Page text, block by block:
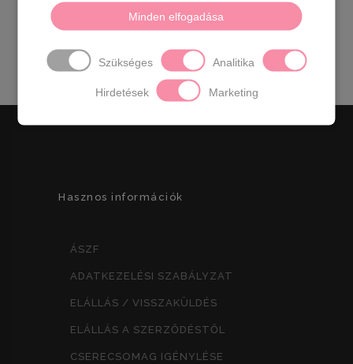
Színek: bézs,fekete,fehér,grafit
Származási hely : EU
Hasznos információk
ÁSZF
ADATKEZELÉSI SZABÁLYZAT
ELÁLLÁS / VISSZAKÜLDÉS
ELÁLLÁS A SZERZŐDÉSTŐL
CSERECSOMAG IGÉNYLÉSE
Minden elfogadása
Szükséges Analitika
Hirdetések Marketing